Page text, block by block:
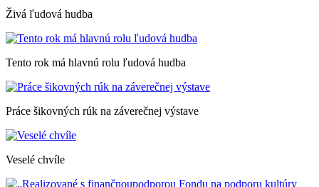
Živá ľudová hudba
Tento rok má hlavnú rolu ľudová hudba
Práce šikovných rúk na záverečnej výstave
Veselé chvíle